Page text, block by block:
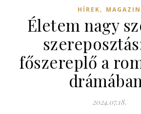
HÍREK, MAGAZIN
Életem nagy
főszereplő a
2024.07.18.